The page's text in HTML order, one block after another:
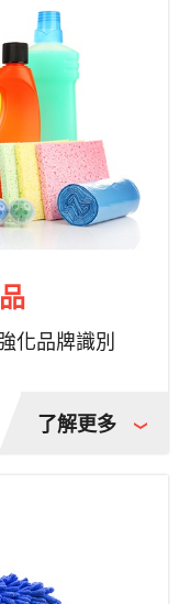
化品牌識別
了解更多